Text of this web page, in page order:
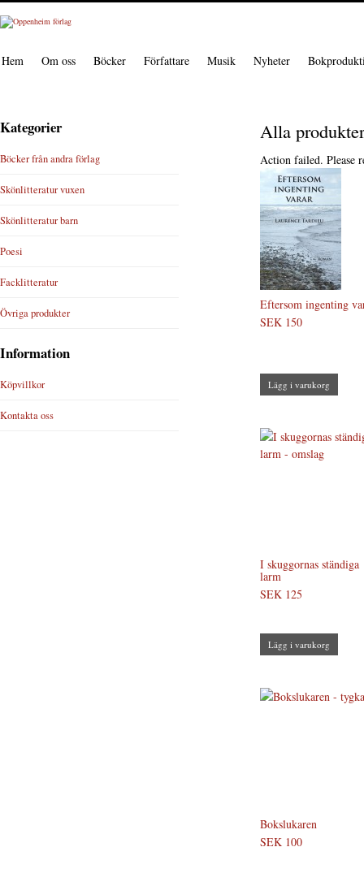
Hem Om oss Böcker Författare Musik Nyheter
Alla produkter
Action failed. Please
Eftersom ingenting
SEK 150
Lägg i varukorg
I skuggornas ständiga
larm
SEK 125
Lägg i varukorg
Bokslukaren
SEK 100
Kategorier
Böcker från andra förlag
Skönlitteratur vuxen
Skönlitteratur barn
Poesi
Facklitteratur
Övriga produkter
Information
Köpvillkor
Kontakta oss